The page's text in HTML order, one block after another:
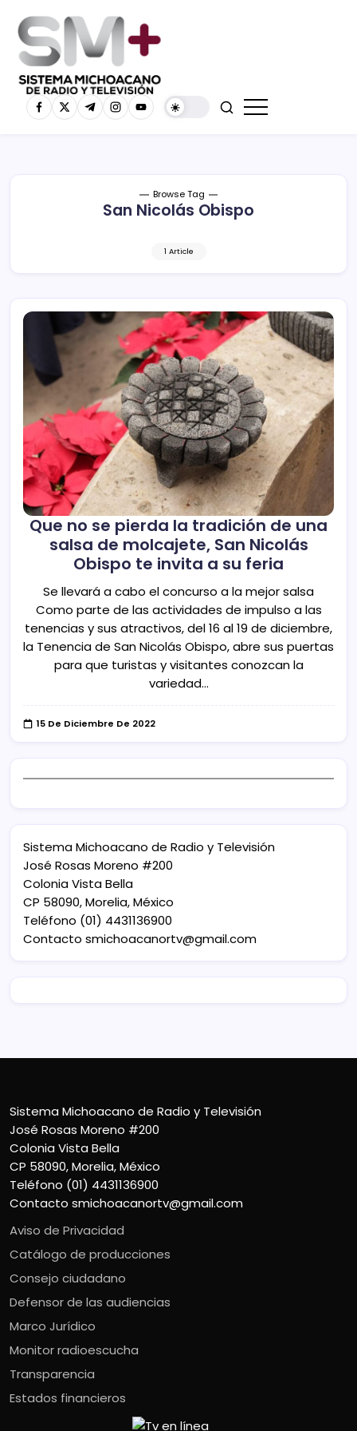
Browse Tag
San Nicolás Obispo
1 Article
Que no se pierda la tradición de una
salsa de molcajete, San Nicolás
Obispo te invita a su feria
Se llevará a cabo el concurso a la mejor salsa
Como parte de las actividades de impulso a las
tenencias y sus atractivos, del 16 al 19 de diciembre,
la Tenencia de San Nicolás Obispo, abre sus puertas
para que turistas y visitantes conozcan la
variedad…
15 De Diciembre De 2022
Sistema Michoacano de Radio y Televisión
José Rosas Moreno #200
Colonia Vista Bella
CP 58090, Morelia, México
Teléfono (01) 4431136900
Contacto smichoacanortv@gmail.com
Sistema Michoacano de Radio y Televisión
José Rosas Moreno #200
Colonia Vista Bella
CP 58090, Morelia, México
Teléfono (01) 4431136900
Contacto smichoacanortv@gmail.com
Aviso de Privacidad
Catálogo de producciones
Consejo ciudadano
Defensor de las audiencias
Marco Jurídico
Monitor radioescucha
Transparencia
Estados financieros